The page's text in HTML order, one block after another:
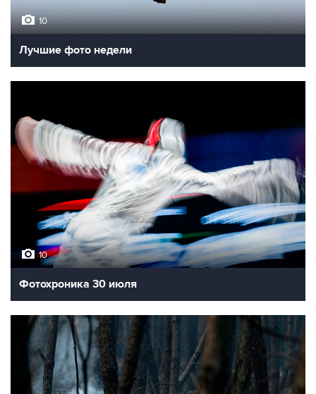
10
Лучшие фото недели
10
Фотохроника 30 июля